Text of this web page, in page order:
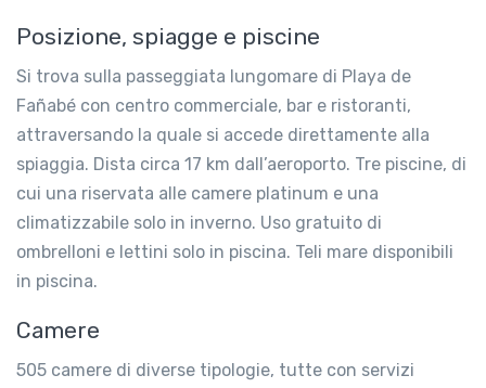
Posizione, spiagge e piscine
Si trova sulla passeggiata lungomare di Playa de
Fañabé con centro commerciale, bar e ristoranti,
attraversando la quale si accede direttamente alla
spiaggia. Dista circa 17 km dall’aeroporto. Tre piscine, di
cui una riservata alle camere platinum e una
climatizzabile solo in inverno. Uso gratuito di
ombrelloni e lettini solo in piscina. Teli mare disponibili
in piscina.
Camere
505 camere di diverse tipologie, tutte con servizi